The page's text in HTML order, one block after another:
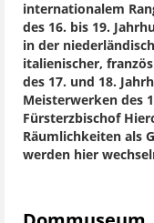
internationalem
des 16. bis 19.
in der
italienischer,
des 17. und 18.
Meisterwerken des
Fürsterzbischof
Räumlichkeiten als
werden hier